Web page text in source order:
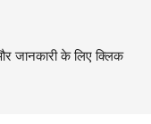
जानकारी के लिए क्लिक